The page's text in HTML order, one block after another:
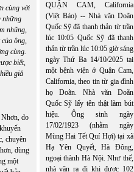
cùng với
những
nhũng,
ông,
cùng.
biết,
giả
Nhơn, do
chuyên
dùng
một
QUẬN CAM, California
(Việt Báo) -- Nhà văn Doãn
Quốc Sỹ đã thanh thản từ trần
lúc 10:05 Quốc Sỹ đã thanh
thản từ trần lúc 10:05 giờ sáng
ngày Thứ Ba 14/10/2025 tại
một bệnh viện ở Quận Cam,
California, theo tin từ gia đình
họ Doãn. Nhà văn Doãn
Quốc Sỹ lấy tên thật làm bút
hiệu. Ông sinh ngày
17/02/1923 (nhằm ngày
Mùng Hai Tết Quí Hợi) tại xã
Hạ Yên Quyết, Hà Đông,
ngoại thành Hà Nội. Như thế,
nhà văn ra đi khi được 102